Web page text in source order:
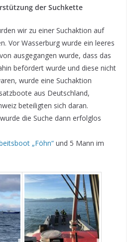
der Suchkette
wir zu einer Suchaktion auf
Vor Wasserburg wurde ein leeres
ausgegangen wurde, dass das
befördert wurde und diese nicht
wurde eine Suchaktion
aus Deutschland,
beteiligten sich daran.
die Suche dann erfolglos
„Föhn“ und 5 Mann im